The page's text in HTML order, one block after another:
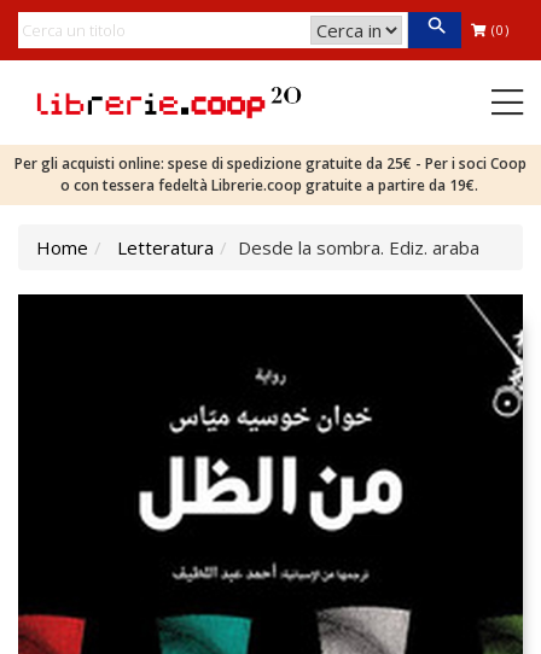
(0)
Per gli acquisti online: spese di spedizione gratuite da 25€ - Per i soci Coop
o con tessera fedeltà Librerie.coop gratuite a partire da 19€.
Home Letteratura Desde la sombra. Ediz. araba